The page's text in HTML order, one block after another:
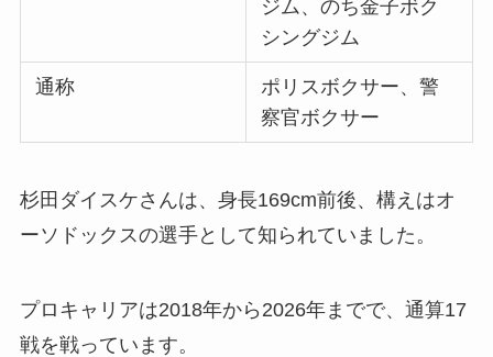
ジム、のち金子ボク
シングジム
通称
ポリスボクサー、警
察官ボクサー
杉田ダイスケさんは、身長169cm前後、構えはオ
ーソドックスの選手として知られていました。
プロキャリアは2018年から2026年までで、通算17
戦を戦っています。